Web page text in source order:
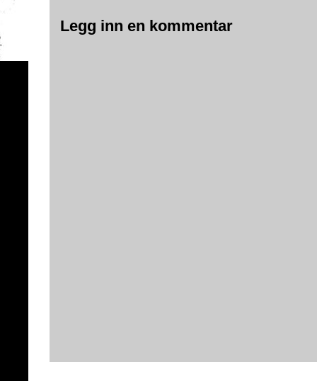
Legg inn en kommentar